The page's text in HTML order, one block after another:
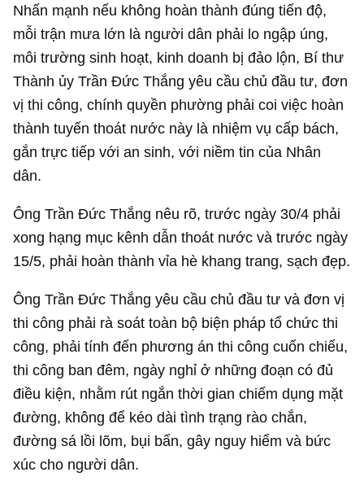
Nhấn mạnh nếu không hoàn thành đúng tiến độ,
mỗi trận mưa lớn là người dân phải lo ngập úng,
môi trường sinh hoạt, kinh doanh bị đảo lộn, Bí thư
Thành ủy Trần Đức Thắng yêu cầu chủ đầu tư, đơn
vị thi công, chính quyền phường phải coi việc hoàn
thành tuyến thoát nước này là nhiệm vụ cấp bách,
gắn trực tiếp với an sinh, với niềm tin của Nhân
dân.
Ông Trần Đức Thắng nêu rõ, trước ngày 30/4 phải
xong hạng mục kênh dẫn thoát nước và trước ngày
15/5, phải hoàn thành vỉa hè khang trang, sạch đẹp.
Ông Trần Đức Thắng yêu cầu chủ đầu tư và đơn vị
thi công phải rà soát toàn bộ biện pháp tổ chức thi
công, phải tính đến phương án thi công cuốn chiếu,
thi công ban đêm, ngày nghỉ ở những đoạn có đủ
điều kiện, nhằm rút ngắn thời gian chiếm dụng mặt
đường, không để kéo dài tình trạng rào chắn,
đường sá lồi lõm, bụi bẩn, gây nguy hiểm và bức
xúc cho người dân.